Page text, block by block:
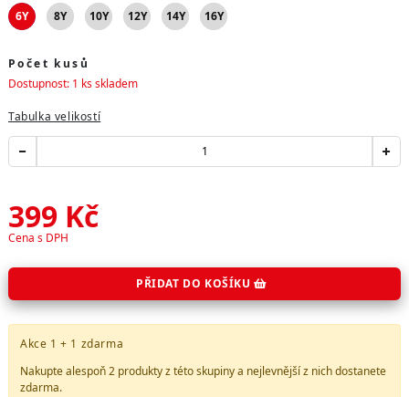
6Y 8Y 10Y 12Y 14Y 16Y
Počet kusů
Dostupnost: 1 ks skladem
Tabulka velikostí
PŘIDAT DO KOŠÍKU
399 Kč
Cena s DPH
Akce 1 + 1 zdarma
Nakupte alespoň 2 produkty ztéto skupinya nejlevnější z nich dostanete
zdarma.